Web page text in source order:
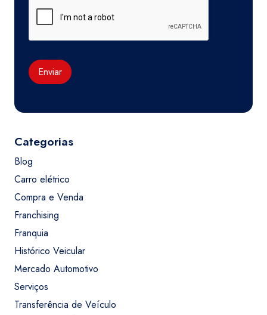
Enviar
Categorias
Blog
Carro elétrico
Compra e Venda
Franchising
Franquia
Histórico Veicular
Mercado Automotivo
Serviços
Transferência de Veículo